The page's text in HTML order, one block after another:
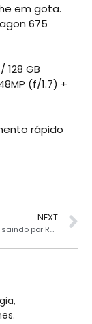
em gota.
675
128 GB
(f/1.7) +
rápido
NEXT
Galaxy S10 Plus saindo por R$ 3319